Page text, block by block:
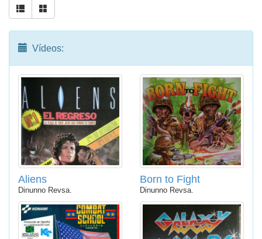
Vídeos:
Aliens
Dinunno Revsa.
Born to Fight
Dinunno Revsa.